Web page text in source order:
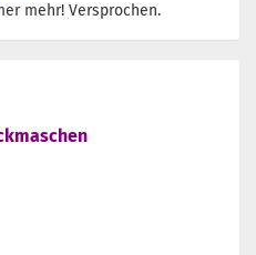
mehr! Versprochen.